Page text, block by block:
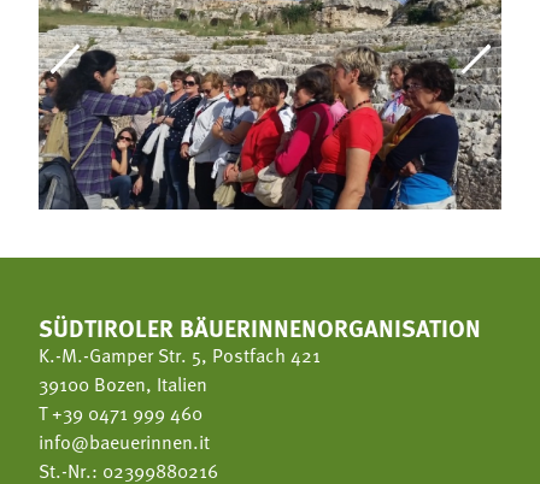
SÜDTIROLER BÄUERINNENORGANISATION
K.-M.-Gamper Str. 5, Postfach 421
39100 Bozen, Italien
T+39 0471 999 460
info@baeuerinnen.it
St.-Nr.: 02399880216